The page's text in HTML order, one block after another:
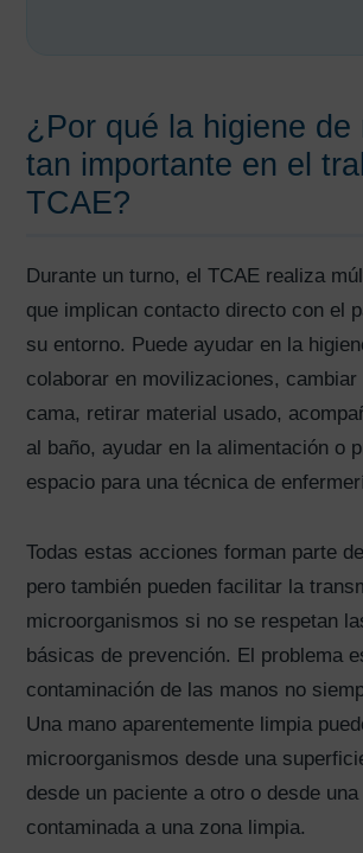
¿Por qué la higiene de
tan importante en el
TCAE?
Durante un turno, el TCAE realiza
que implican contacto directo con el
su entorno. Puede ayudar en la
colaborar en movilizaciones, cambiar
cama, retirar material usado,
al baño, ayudar en la alimentación o
espacio para una técnica de
Todas estas acciones forman parte
pero también pueden facilitar la
microorganismos si no se respetan
básicas de prevención. El problema
contaminación de las manos no
Una mano aparentemente limpia
microorganismos desde una
desde un paciente a otro o desde
contaminada a una zona limpia.